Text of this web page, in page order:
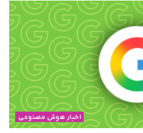
اخبار هوش مصنوعی